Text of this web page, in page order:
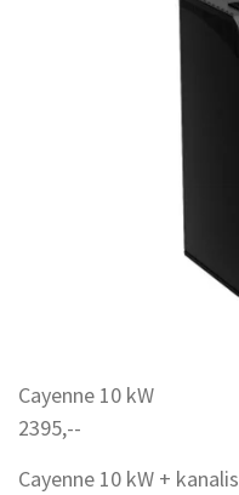
Cayenne 10 kW
2395,--
Cayenne 10 kW +